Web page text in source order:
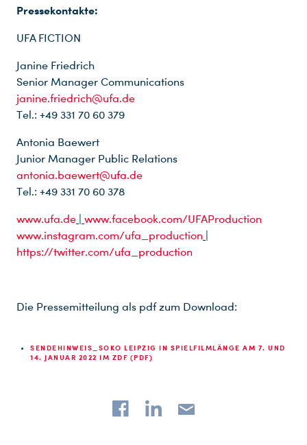
Pressekontakte:
UFA FICTION
Janine Friedrich
Senior Manager Communications
janine.friedrich@ufa.de
Tel.: +49 331 70 60 379
Antonia Baewert
Junior Manager Public Relations
antonia.baewert@ufa.de
Tel.: +49 331 70 60 378
www.ufa.de
www.facebook.com/UFAProduction
www.instagram.com/ufa_production
https://twitter.com/ufa_production
Die Pressemitteilung als pdf zum Download:
SENDEHINWEIS_SOKO LEIPZIG IN SPIELFILMLÄNGE AM 7. UND
14. JANUAR 2022 IM ZDF (PDF)